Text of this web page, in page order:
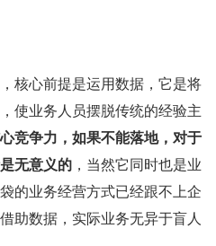
核心前提是运用数据，它是将
使业务人员摆脱传统的经验主
竞争力，如果不能落地，对于
无意义的 ，当然它同时也是业
的业务经营方式已经跟不上企
助数据，实际业务无异于盲人